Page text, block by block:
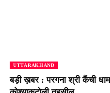
UTTARAKHAND
बड़ी ख़बर : परगना श्री कैंची